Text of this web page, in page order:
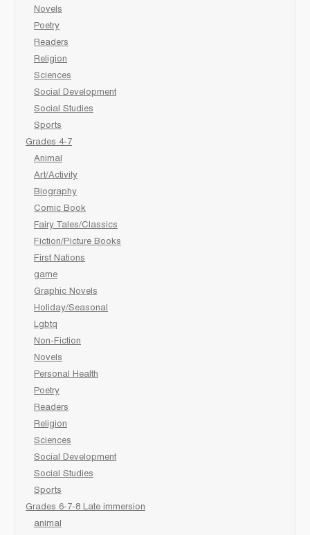
Novels
Poetry
Readers
Religion
Sciences
Social Development
Social Studies
Sports
Grades 4-7
Animal
Art/Activity
Biography
Comic Book
Fairy Tales/Classics
Fiction/Picture Books
First Nations
game
Graphic Novels
Holiday/Seasonal
Lgbtq
Non-Fiction
Novels
Personal Health
Poetry
Readers
Religion
Sciences
Social Development
Social Studies
Sports
Grades 6-7-8 Late immersion
animal